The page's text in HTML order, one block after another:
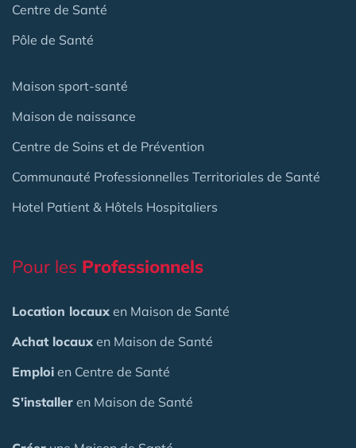
Centre de Santé
Pôle de Santé
Maison sport-santé
Maison de naissance
Centre de Soins et de Prévention
Communauté Professionnelles Territoriales de Santé
Hotel Patient & Hôtels Hospitaliers
Pour les Professionnels
Location locaux en Maison de Santé
Achat locaux en Maison de Santé
Emploi en Centre de Santé
S'installer en Maison de Santé